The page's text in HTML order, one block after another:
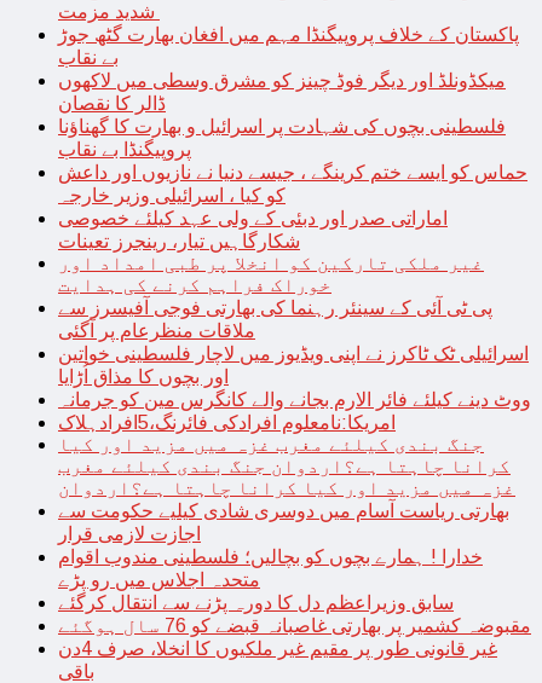
پاکستان کے خلاف پروپیگنڈا مہم میں افغان بھارت گٹھ جوڑ
بے نقاب
میکڈونلڈ اور دیگر فوڈ چینز کو مشرق وسطی میں لاکھوں
ڈالر کا نقصان
فلسطینی بچوں کی شہادت پر اسرائیل و بھارت کا گھناؤنا
پروپیگنڈا بے نقاب
حماس کو ایسے ختم کرینگے ، جیسے دنیا نے نازیوں اور داعش
کو کیا ، اسرائیلی وزیر خارجہ
اماراتی صدر اور دبئی کے ولی عہد کیلئے خصوصی
شکارگاہیں تیار، رینجرز تعینات
غیر ملکی تارکین کو انخلا پر طبی امداد اور
خوراک فراہم کرنے کی ہدایت
پی ٹی آئی کے سینئر رہنما کی بھارتی فوجی آفیسرز سے
ملاقات منظرعام پر آگئی
اسرائیلی ٹک ٹاکرز نے اپنی ویڈیوز میں لاچار فلسطینی خواتین
اور بچوں کا مذاق اُڑایا
ووٹ دینے کیلئے فائر الارم بجانے والے کانگرس مین کو جرمانہ
امریکا:نامعلوم افرادکی فائرنگ،5افرادہلاک
جنگ بندی کیلئے مغرب غزہ میں مزید اور کیا
کرانا چاہتا ہے؟اردوان جنگ بندی کیلئے مغرب
غزہ میں مزید اور کیا کرانا چاہتا ہے؟اردوان
بھارتی ریاست آسام میں دوسری شادی کیلیے حکومت سے
اجازت لازمی قرار
خدارا ! ہمارے بچوں کو بچالیں؛ فلسطینی مندوب اقوام
متحدہ اجلاس میں رو پڑے
سابق وزیراعظم دل کا دورہ پڑنے سے انتقال کرگئے
مقبوضہ کشمیر پر بھارتی غاصبانہ قبضے کو 76 سال ہوگئے
غیر قانونی طور پر مقیم غیر ملکیوں کا انخلا، صرف 4دن
باقی